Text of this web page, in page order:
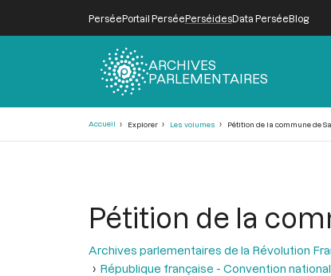
PerséePortail PerséePerséidesData PerséeBlog
ARCHIVES
PARLEMENTAIRES
Accueil Explorer Les volumes Pétition de la commune de
Pétition de la
Archives parlementaires de la Révolution
République française - Convention